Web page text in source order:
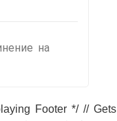
на
Footer */ // Gets